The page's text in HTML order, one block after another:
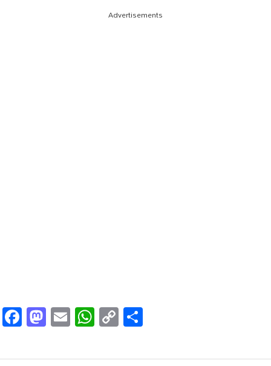
Advertisements
Facebook
Mastodon
EmailWhatsApp
Copy
Link